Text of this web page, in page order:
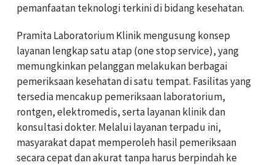
pemanfaatan teknologi terkini di bidang kesehatan.
Pramita Laboratorium Klinik mengusung konsep
layanan lengkap satu atap (one stop service), yang
memungkinkan pelanggan melakukan berbagai
pemeriksaan kesehatan di satu tempat. Fasilitas yang
tersedia mencakup pemeriksaan laboratorium,
rontgen, elektromedis, serta layanan klinik dan
konsultasi dokter. Melalui layanan terpadu ini,
masyarakat dapat memperoleh hasil pemeriksaan
secara cepat dan akurat tanpa harus berpindah ke